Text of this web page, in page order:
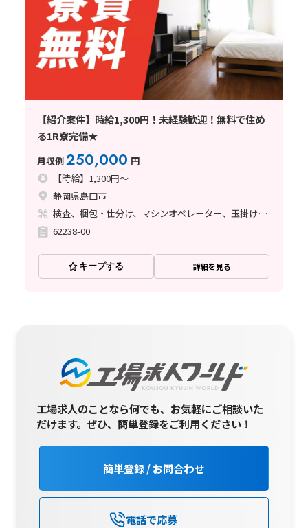
【紹介案件】時給1,300円！未経験歓迎！無料で住め
る1R寮完備★
月収例250,000 円
【時給】1,300円～
静岡県島田市
検査、梱包・仕分け、マシンオペレーター、玉掛け・クレーン
62238-00
キープする 詳細を見る
工場求人のことなら何でも、お気軽にご相談いた
だけます。ぜひ、簡単登録をご利用ください！
簡単登録 / お問合わせ
電話で応募